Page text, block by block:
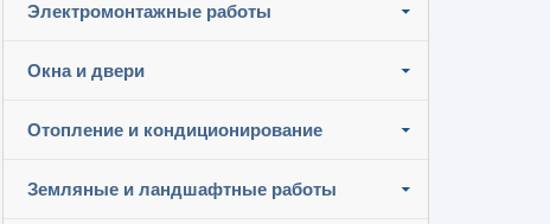
Электромонтажные работы
Окна и двери
Отопление и кондиционирование
Земляные и ландшафтные работы